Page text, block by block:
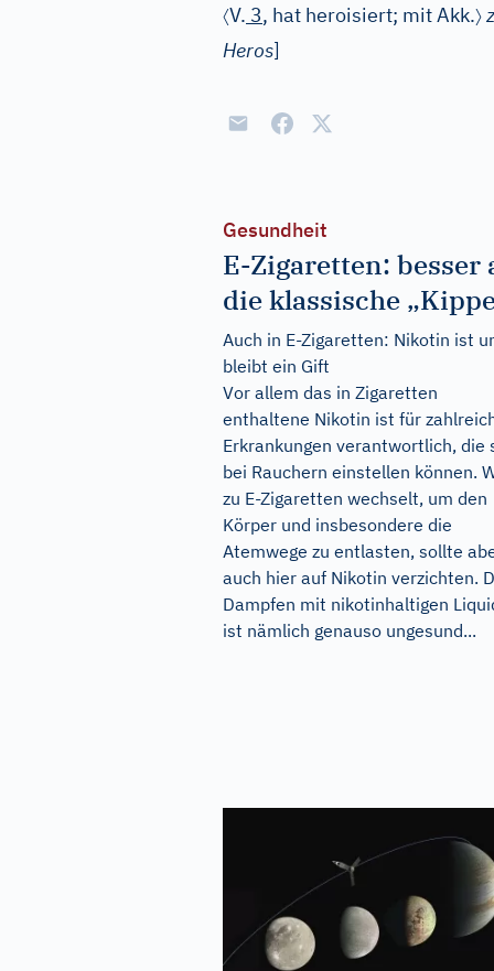
〈V. 3, hat heroisiert; mit Akk.〉
Heros]
Gesundheit
E-Zigaretten: besser
die klassische
Auch in E-Zigaretten: Nikotin ist
bleibt ein Gift
Vor allem das in Zigaretten
enthaltene Nikotin ist für
Erkrankungen verantwortlich, die
bei Rauchern einstellen können.
zu E-Zigaretten wechselt, um den
Körper und insbesondere die
Atemwege zu entlasten, sollte
auch hier auf Nikotin verzichten.
Dampfen mit nikotinhaltigen
ist nämlich genauso ungesund...